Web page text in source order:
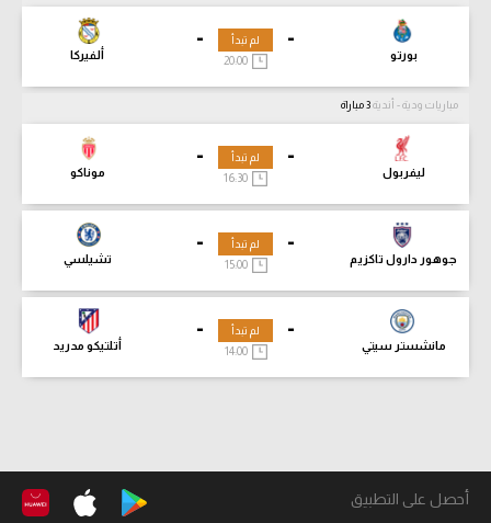
-
بورتو
-
ألفيركا
لم تبدأ
مباريات ودية - أندية
-
ليفربول
-
موناكو
لم تبدأ
-
جوهور دارول تاكزيم
-
تشيلسي
لم تبدأ
15:00
-
مانشستر سيتي
-
أتلتيكو مدريد
لم تبدأ
14:00
أحصل على التطبيق